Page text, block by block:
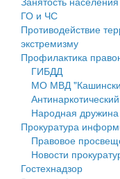
Оценка
Деятельность МУ
Нормативы
Правила
Генеральные планы
Проекты
ГО и ЧС
Противодействие
экстремизму
Профилактика
ГИБДД
МО МВД
Народная дружина
Прокуратура
Правовое
Новости
Гостехнадзор